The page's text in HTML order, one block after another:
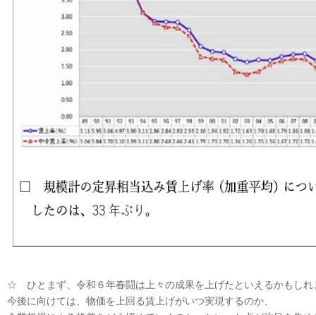
☆ ひとまず、令和６年春闘は上々の成果を上げたといえるかもしれ
今後に向けては、物価を上回る賃上げがいつ実現するのか、